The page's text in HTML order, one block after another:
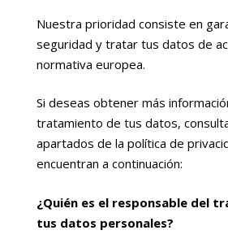
Nuestra prioridad consiste en
seguridad y tratar tus datos de
normativa europea.
Si deseas obtener más
tratamiento de tus datos,
apartados de la política de
encuentran a continuación:
¿Quién es el responsable del
tus datos personales?